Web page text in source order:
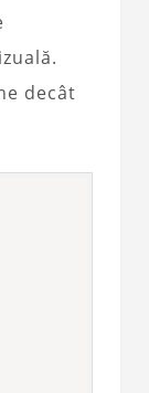
decât